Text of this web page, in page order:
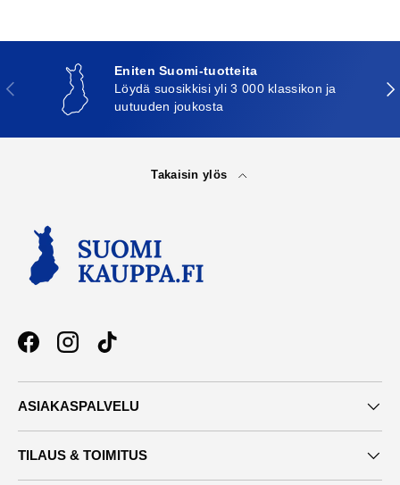
Edellinen
Eniten Suomi-tuotteita
Löydä suosikkisi yli 3 000 klassikon ja
uutuuden joukosta
Takaisin ylös
FacebookInstagramTikTok
ASIAKASPALVELU
TILAUS & TOIMITUS